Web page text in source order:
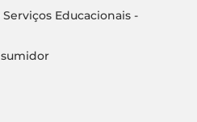
Educacionais -